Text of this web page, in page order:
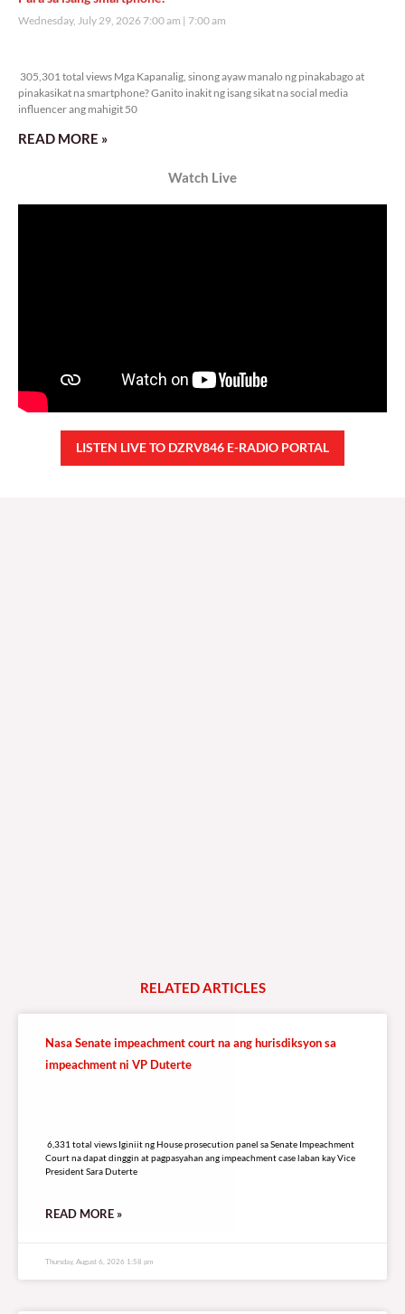
Wednesday, July 29, 2026 7:00 am 7:00 am
305,301 total views Mga Kapanalig, sinong ayaw manalo ng pinakabago at
pinakasikat na smartphone? Ganito inakit ng isang sikat na social media
influencer ang mahigit 50
READ MORE »
Watch Live
LISTEN LIVE TO DZRV846 E-RADIO PORTAL
RELATEDARTICLES
Nasa Senate impeachment court na ang hurisdiksyon sa
impeachment ni VP Duterte
6,331 total views Iginiit ng House prosecution panel sa Senate Impeachment
Court na dapat dinggin at pagpasyahan ang impeachment case laban kay Vice
President Sara Duterte
READ MORE »
Thursday, August 6, 2026 1:58 pm